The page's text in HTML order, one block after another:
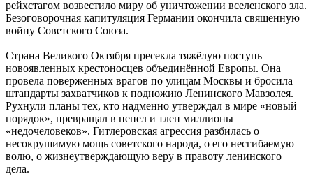
рейхстагом возвестило миру об уничтожении вселенского зла.
Безоговорочная капитуляция Германии окончила священную
войну Советского Союза.
Страна Великого Октября пресекла тяжёлую поступь
новоявленных крестоносцев объединённой Европы. Она
провела поверженных врагов по улицам Москвы и бросила
штандарты захватчиков к подножию Ленинского Мавзолея.
Рухнули планы тех, кто надменно утверждал в мире «новый
порядок», превращал в пепел и тлен миллионы
«недочеловеков». Гитлеровская агрессия разбилась о
несокрушимую мощь советского народа, о его несгибаемую
волю, о жизнеутверждающую веру в правоту ленинского
дела.